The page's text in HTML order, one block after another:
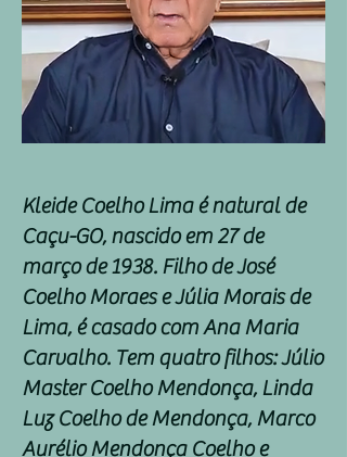
Kleide Coelho Lima é natural de
Caçu-GO, nascido em 27 de
março de 1938. Filho de José
Coelho Moraes e Júlia Morais de
Lima, é casado com Ana Maria
Carvalho. Tem quatro filhos: Júlio
Master Coelho Mendonça, Linda
Luz Coelho de Mendonça, Marco
Aurélio Mendonça Coelho e